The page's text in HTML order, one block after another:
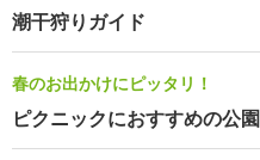
潮干狩りガイド
春のお出かけにピッタリ！
ピクニックにおすすめの公園